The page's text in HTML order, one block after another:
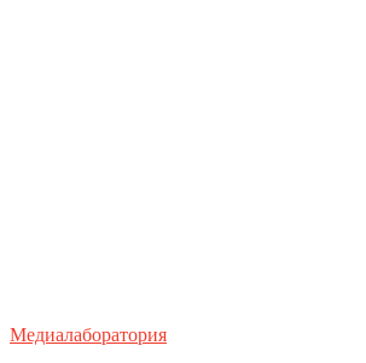
Медиалаборатория